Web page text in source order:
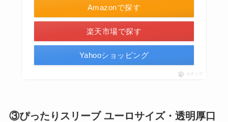
Amazonで探す
楽天市場で探す
Yahooショッピング
ポチップ
③ぴったりスリーブ ユーロサイズ・透明厚口